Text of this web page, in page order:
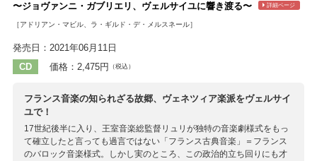
〜ジョヴァンニ・ガブリエリ、ヴェルサイユに響き渡る〜 詳細ページ
［アドリアン・マビル、ラ・ギルド・デ・メルスネール］
発売日：2021年06月11日
CD
価格：2,475円 （税込）
フランス音楽の知られざる故郷、ヴェネツィア楽派をヴェルサイ
ユで！
17世紀後半に入り、王室音楽総監督リュリが独特の音楽劇様式をもっ
て確立したと言っても過言ではない「フランス古典音楽」＝フランス
のバロック音楽様式。しかし実のところ、この政治的立ち回りにも才